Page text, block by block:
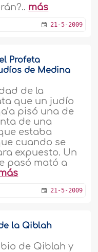
más
21-5-2009
Profeta
de Medina
de la
que un judío
pisó una de
de una
estaba
cuando se
expuesto. Un
pasó mató a
21-5-2009
la Qiblah
de Qiblah y